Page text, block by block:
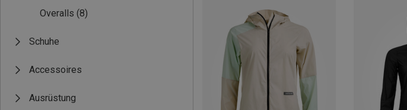
Overalls (8)
Schuhe
Accessoires
Ausrüstung